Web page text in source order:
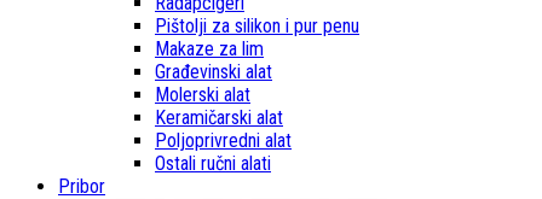
Pištolji za silikon i pur penu
Makaze za lim
Građevinski alat
Molerski alat
Keramičarski alat
Poljoprivredni alat
Ostali ručni alati
Pribor